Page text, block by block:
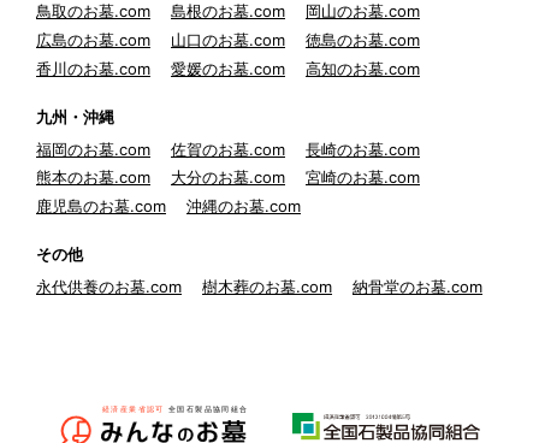
鳥取のお墓.com
島根のお墓.com
岡山のお墓.com
広島のお墓.com
山口のお墓.com
徳島のお墓.com
香川のお墓.com
愛媛のお墓.com 高知のお墓.com
九州・沖縄
福岡のお墓.com
佐賀のお墓.com
長崎のお墓.com
熊本のお墓.com
大分のお墓.com
宮崎のお墓.com
鹿児島のお墓.com
沖縄のお墓.com
その他
永代供養のお墓.com
樹木葬のお墓.com 納骨堂のお墓.com